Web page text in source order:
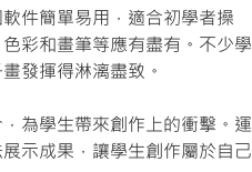
件簡單易用，適合初學者操
彩和畫筆等應有盡有。不少學
發揮得淋漓盡致。
為學生帶來創作上的衝擊。運
示成果，讓學生創作屬於自己